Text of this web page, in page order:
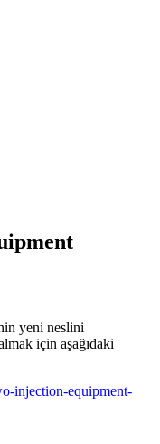
yeni neslini
için aşağıdaki
injection-equipment-